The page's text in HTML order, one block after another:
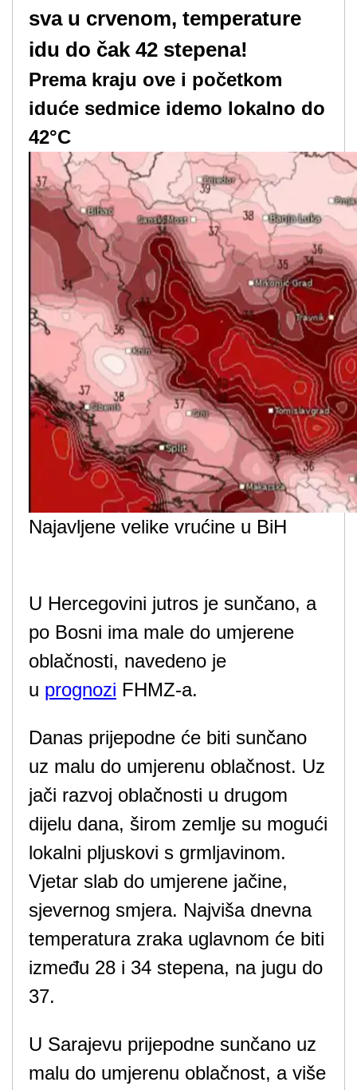
sva u crvenom, temperature
idu do čak 42 stepena!
Prema kraju ove i početkom
iduće sedmice idemo lokalno do
42°C
Najavljene velike vrućine u BiH
U Hercegovini jutros je sunčano, a
po Bosni ima male do umjerene
oblačnosti, navedeno je
u prognozi FHMZ-a.
Danas prijepodne će biti sunčano
uz malu do umjerenu oblačnost. Uz
jači razvoj oblačnosti u drugom
dijelu dana, širom zemlje su mogući
lokalni pljuskovi s grmljavinom.
Vjetar slab do umjerene jačine,
sjevernog smjera. Najviša dnevna
temperatura zraka uglavnom će biti
između 28 i 34 stepena, na jugu do
37.
U Sarajevu prijepodne sunčano uz
malu do umjerenu oblačnost, a više